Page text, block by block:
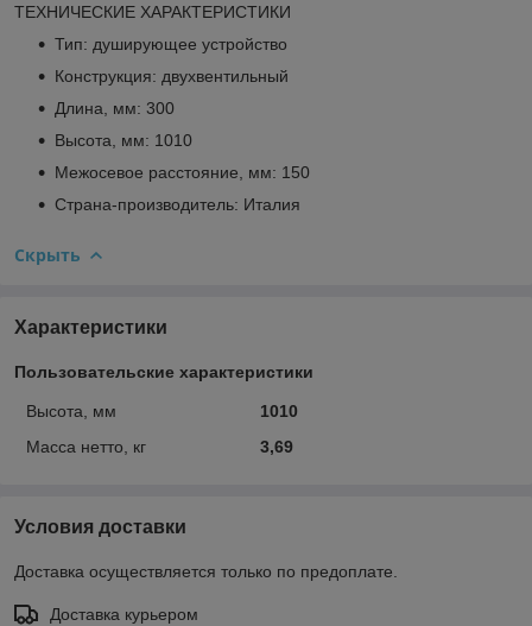
ТЕХНИЧЕСКИЕ ХАРАКТЕРИСТИКИ
Тип: душирующее устройство
Конструкция: двухвентильный
Длина, мм: 300
Высота, мм: 1010
Межосевое расстояние, мм: 150
Страна-производитель: Италия
Скрыть
Характеристики
Пользовательские характеристики
Высота, мм
1010
Масса нетто, кг
3,69
Условия доставки
Доставка осуществляется только по предоплате.
Доставка курьером